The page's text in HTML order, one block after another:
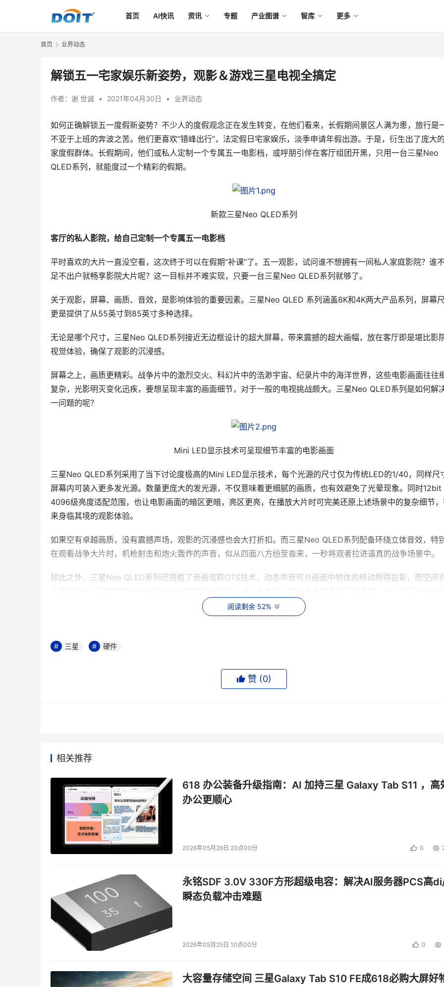
首页 AI快讯 资讯 专题 产业图谱 智库 更多
首页 业界动态
解锁五一宅家娱乐新姿势，观影＆游戏三星电视全搞定
作者： 谢 世诚 • 2021年04月30日 • 业界动态
如何正确解锁五一度假新姿势？不少人的度假观念正在发生转变，在他们看来，长假期间景区人满为患，旅行是
不亚于上班的奔波之苦。他们更喜欢“错峰出行”，法定假日宅家娱乐，淡季申请年假出游。于是，衍生出了庞大
家度假群体。长假期间，他们或私人定制一个专属五一电影档，或呼朋引伴在客厅组团开黑，只用一台三星Neo
QLED系列，就能度过一个精彩的假期。
新款三星Neo QLED系列
客厅的私人影院，给自己定制一个专属五一电影档
平时喜欢的大片一直没空看，这次终于可以在假期“补课”了。五一观影，试问谁不想拥有一间私人家庭影院？谁
足不出户就畅享影院大片呢？这一目标并不难实现，只要一台三星Neo QLED系列就够了。
关于观影，屏幕、画质、音效，是影响体验的重要因素。三星Neo QLED 系列涵盖8K和4K两大产品系列，屏幕
更是提供了从55英寸到85英寸多种选择。
无论是哪个尺寸，三星Neo QLED系列接近无边框设计的超大屏幕，带来震撼的超大画幅，放在客厅即是堪比影
视觉体验，确保了观影的沉浸感。
屏幕之上，画质更精彩。战争片中的激烈交火、科幻片中的浩渺宇宙、纪录片中的海洋世界，这些电影画面往往
复杂，光影明灭变化迅疾，要想呈现丰富的画面细节，对于一般的电视挑战颇大。三星Neo QLED系列是如何解
一问题的呢？
Mini LED显示技术可呈现细节丰富的电影画面
三星Neo QLED系列采用了当下讨论度极高的Mini LED显示技术，每个光源的尺寸仅为传统LED的1/40，同样尺
屏幕内可装入更多发光源。数量更庞大的发光源，不仅意味着更细腻的画质，也有效避免了光晕现象。同时12bit
4096级亮度适配范围，也让电影画面的暗区更暗，亮区更亮，在播放大片时可完美还原上述场景中的复杂细节
来身临其境的观影体验。
如果空有卓越画质，没有震撼声场，观影的沉浸感也会大打折扣。而三星Neo QLED系列配备环绕立体音效，特
在观看战争大片时，机枪射击和炮火轰炸的声音，似从四面八方纷至沓来，一秒将观者拉进逼真的战争场景中。
除此之外，三星Neo QLED系列还搭载了音画追踪OTS技术，动态声音可与画面中物体的移动相得益彰，而空间
“速度”是电竞游戏的一切先决条件，这不仅是指玩家的“手速”，还指游戏设备的驱动速度。很多资深玩家都无法容
快的刷新。
三星Neo QLED一方面借助AMD认证的FreeSync Premium Pro技术，实现了超低延迟的游戏体验；另一方面也支
4K 120Hz动作增强技术，特别是在赛车疾驰而过、快速移动逃生、网球扑面飞来等场景中，可有效缓解画面的拖
或卡顿，尽享画面超平滑顺畅的游戏体验。
4K 120Hz的动作增强技术实现流畅游戏画面
如何在游戏中掌握更多主动权呢？试试三星Neo QLED系列的“超宽游戏视图”功能！玩家可以瞬间开启21:9甚至
的超宽幅游戏画面，在“吃鸡”等游戏中就能比对手看到更开阔的视野和更丰富的细节。
举个例子，敌人原本躲在16:9画幅外的草丛中，你在21:9画幅中就能轻松找到他，让对手无处遁形，极大提升了
阅读剩余 52%
三星 硬件
赞 (0)
相关推荐
618 办公装备升级指南：AI 加持三星 Galaxy Tab S11 ，高
办公更顺心
2026年05月26日 20点00分 0
永铭SDF 3.0V 330F方形超级电容：解决AI服务器PCS高
瞬态负载冲击难题
2026年05月25日 10点00分 0
大容量存储空间 三星Galaxy Tab S10 FE成618必购大屏好